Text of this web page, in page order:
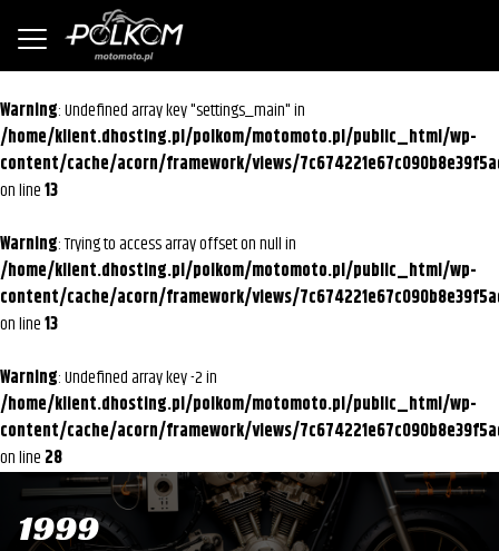
Warning : Undefined array key "settings_main" in
/home/klient.dhosting.pl/polkom/motomoto.pl/public_html/wp-
content/cache/acorn/framework/views/
on line13
Warning : Trying to access array offset on null in
/home/klient.dhosting.pl/polkom/motomoto.pl/public_html/wp-
content/cache/acorn/framework/views/
on line13
Warning : Undefined array key -2 in
/home/klient.dhosting.pl/polkom/motomoto.pl/public_html/wp-
content/cache/acorn/framework/views/
on line 28
1999